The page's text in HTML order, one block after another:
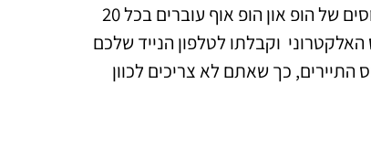
שעות והמחירים כמובן משתנים בהתאם לכרטיס שבחרתם. האוטובוסים של הופ און הופ אוף עוברים בכל 20
רכישת הכרטיס האלקטרוני וקבלתו לטלפון הנייד שלכם
מ-23 התחנות של אוטובוס התיירים, כך שאתם לא צריכים לכוון